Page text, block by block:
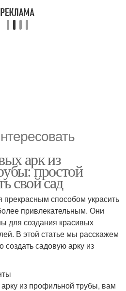
арк из
простой
свой сад
способом украсить
привлекательным. Они
для создания красивых
В этой статье мы расскажем
создать садовую арку из
из профильной трубы, вам